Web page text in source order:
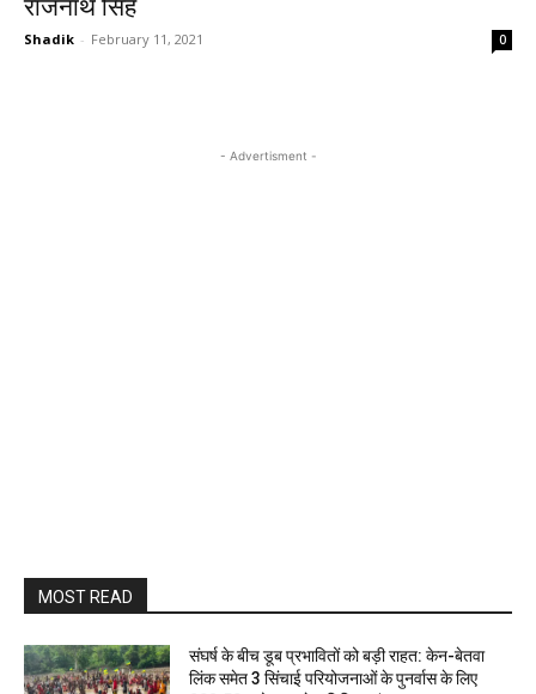
राजनाथ सिंह
Shadik - February 11, 2021 0
- Advertisment -
MOST READ
संघर्ष के बीच डूब प्रभावितों को बड़ी राहत: केन-बेतवा
लिंक समेत 3 सिंचाई परियोजनाओं के पुनर्वास के लिए